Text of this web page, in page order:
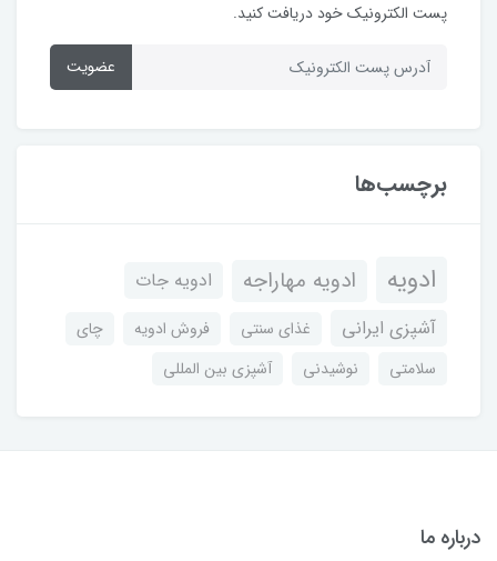
پست الکترونیک خود دریافت کنید.
عضویت
برچسب‌ها
ادویه ادویه مهاراجه
ادویه جات
آشپزی ایرانی
غذای سنتی فروش ادویه
چای
سلامتی
نوشیدنی آشپزی بین المللی
درباره ما